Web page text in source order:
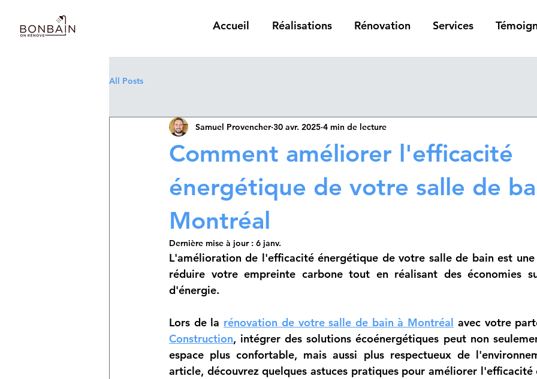
Accueil Réalisations Rénovation Services
All Posts
Comment améliorer l'efficacité
énergétique de votre salle de
Montréal
Samuel Provencher 30 avr. 2025 4 min de lecture
Dernière mise à jour : 6 janv.
L'amélioration de l'efficacité énergétique de votre salle de bain est
réduire votre empreinte carbone tout en réalisant des économies
d'énergie.
Lors de la rénovation de votre salle de bain à Montréal avec votre
Construction, intégrer des solutions écoénergétiques peut non
espace plus confortable, mais aussi plus respectueux de
article, découvrez quelques astuces pratiques pour améliorer l'efficacité